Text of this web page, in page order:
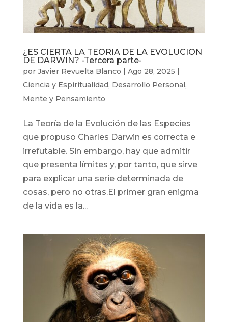
¿ES CIERTA LA TEORIA DE LA EVOLUCION
DE DARWIN? -Tercera parte-
por Javier Revuelta Blanco | Ago 28, 2025 |
Ciencia y Espiritualidad, Desarrollo Personal,
Mente y Pensamiento
La Teoría de la Evolución de las Especies
que propuso Charles Darwin es correcta e
irrefutable. Sin embargo, hay que admitir
que presenta límites y, por tanto, que sirve
para explicar una serie determinada de
cosas, pero no otras.El primer gran enigma
de la vida es la...